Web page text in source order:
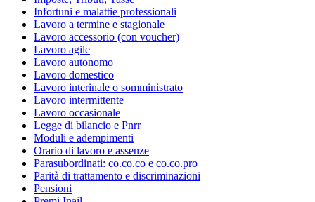
Infortuni e malattie professionali
Lavoro a termine e stagionale
Lavoro accessorio (con voucher)
Lavoro agile
Lavoro autonomo
Lavoro domestico
Lavoro interinale o somministrato
Lavoro intermittente
Lavoro occasionale
Legge di bilancio e Pnrr
Moduli e adempimenti
Orario di lavoro e assenze
Parasubordinati: co.co.co e co.co.pro
Parità di trattamento e discriminazioni
Pensioni